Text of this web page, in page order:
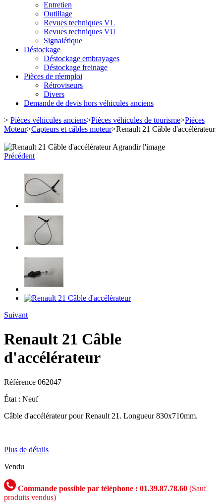
Entretien
Outillage
Revues techniques VL
Revues techniques VU
Signalétique
Déstockage
Déstockage embrayages
Déstockage freinage
Pièces de réemploi
Rétroviseurs
Divers
Demande de devis hors véhicules anciens
> Pièces véhicules anciens>Pièces véhicules de tourisme>Pièces
Moteur>Capteurs et câbles moteur>Renault 21 Câble d'accélérateur
Agrandir l'image
Précédent
Suivant
Renault 21 Câble
d'accélérateur
Référence 062047
État : Neuf
Câble d'accélérateur pour Renault 21. Longueur 830x710mm.
Plus de détails
Vendu
Commande possible par téléphone : 01.39.87.78.60 (Sauf
produits vendus)